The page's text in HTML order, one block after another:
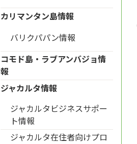
カリマンタン島情報
バリクパパン情報
コモド島・ラブアンバジョ情
報
ジャカルタ情報
ジャカルタビジネスサポー
ト情報
ジャカルタ在住者向けプロ